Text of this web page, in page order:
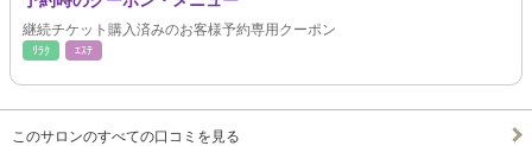
継続チケット購入済みのお客様予約専用クーポン
ﾘﾗｸ ｴｽﾃ
このサロンのすべての口コミを見る